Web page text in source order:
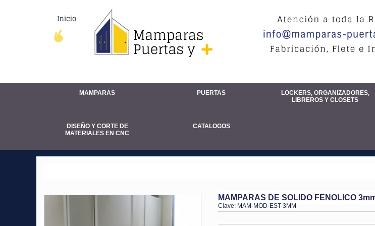
MAMPARAS PUERTAS
LOCKERS, ORGANIZADORES,
LIBREROS Y CLOSETS
DISEÑO Y CORTE DE
MATERIALES EN CNC
CATALOGOS
MAMPARAS DE SOLIDO FENOLICO
Clave: MAM-MOD-EST-3MM